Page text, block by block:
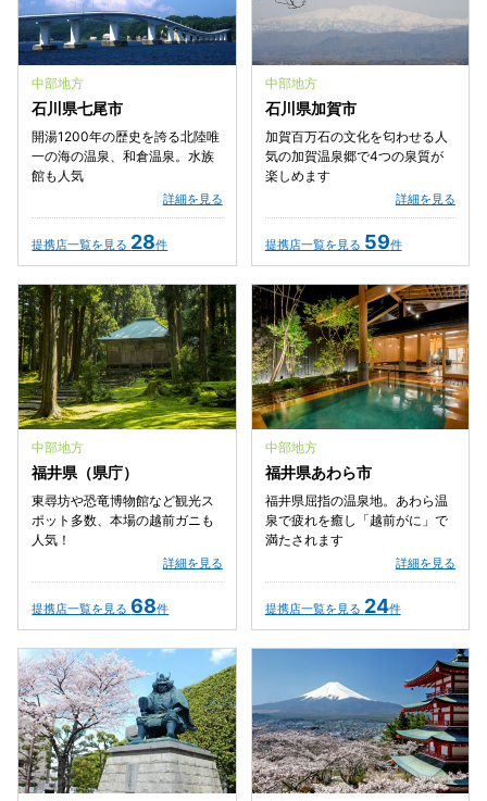
中部地方
石川県七尾市
開湯1200年の歴史を誇る北陸唯
一の海の温泉、和倉温泉。水族
館も人気
詳細を見る
提携店一覧を見る 28件
中部地方
石川県加賀市
加賀百万石の文化を匂わせる人
気の加賀温泉郷で4つの泉質が
楽しめます
詳細を見る
提携店一覧を見る 59件
中部地方
福井県（県庁）
東尋坊や恐竜博物館など観光ス
ポット多数、本場の越前ガニも
人気！
詳細を見る
提携店一覧を見る68件
中部地方
福井県あわら市
福井県屈指の温泉地。あわら温
泉で疲れを癒し「越前がに」で
満たされます
詳細を見る
提携店一覧を見る 24件